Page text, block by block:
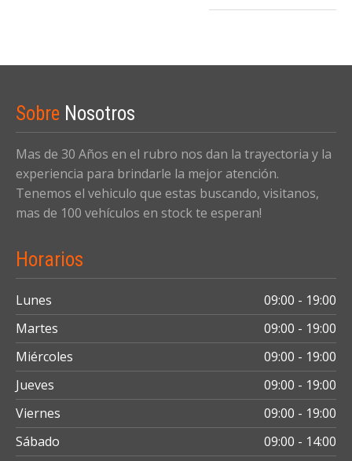
Sobre Nosotros
Mas de 30 Años en el rubro nos dan la trayectoria y la
experiencia para brindarle la mejor atención.
Tenemos el vehiculo que estas buscando, visitanos,
mas de 100 vehículos en stock te esperan!
Horarios
Lunes
09:00 - 19:00
Martes
09:00 - 19:00
Miércoles
09:00 - 19:00
Jueves
09:00 - 19:00
Viernes
09:00 - 19:00
Sábado
09:00 - 14:00